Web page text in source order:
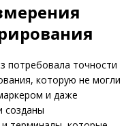
потребовала точности
которую не могли
и даже
созданы